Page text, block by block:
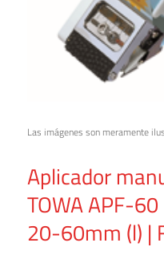
Las imágenes son meramente
Aplicador
TOWA APF-
20-60mm (l) |